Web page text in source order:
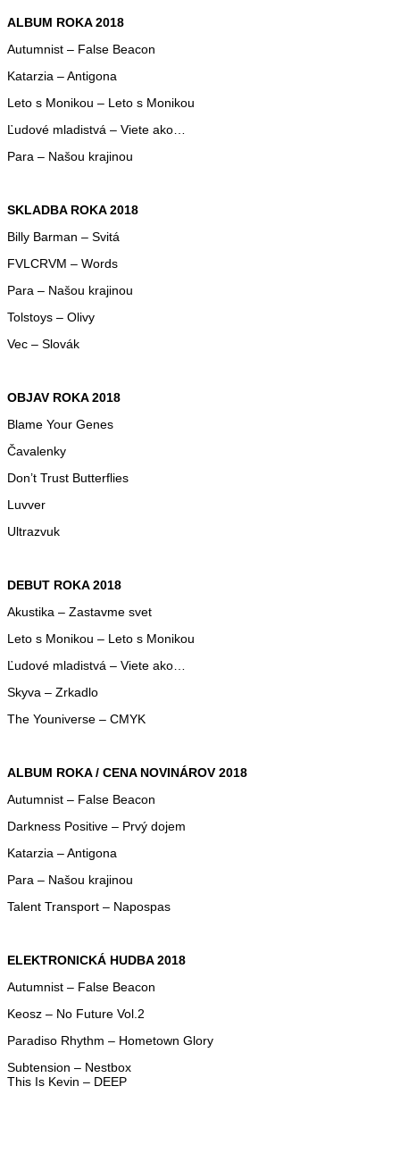
ALBUM ROKA 2018
Autumnist – False Beacon
Katarzia – Antigona
Leto s Monikou – Leto s Monikou
Ľudové mladistvá – Viete ako…
Para – Našou krajinou
SKLADBA ROKA 2018
Billy Barman – Svitá
FVLCRVM – Words
Para – Našou krajinou
Tolstoys – Olivy
Vec – Slovák
OBJAV ROKA 2018
Blame Your Genes
Čavalenky
Don’t Trust Butterflies
Luvver
Ultrazvuk
DEBUT ROKA 2018
Akustika – Zastavme svet
Leto s Monikou – Leto s Monikou
Ľudové mladistvá – Viete ako…
Skyva – Zrkadlo
The Youniverse – CMYK
ALBUM ROKA / CENA NOVINÁROV 2018
Autumnist – False Beacon
Darkness Positive – Prvý dojem
Katarzia – Antigona
Para – Našou krajinou
Talent Transport – Napospas
ELEKTRONICKÁ HUDBA 2018
Autumnist – False Beacon
Keosz – No Future Vol.2
Paradiso Rhythm – Hometown Glory
Subtension – Nestbox
This Is Kevin – DEEP